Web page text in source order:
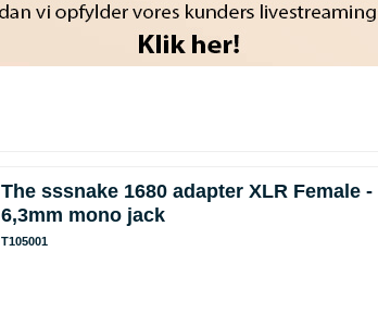
The sssnake 1680 adapter XLR Female -
6,3mm mono jack
T105001